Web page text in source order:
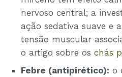
nervoso central; a
ação sedativa suave e
tensão muscular
o artigo sobre os chás
Febre (antipirético): o